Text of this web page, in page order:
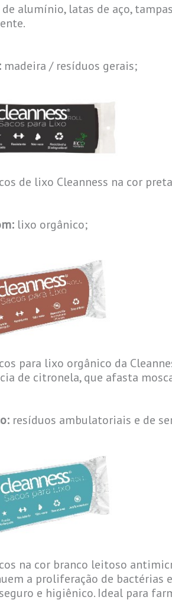
de alumínio, latas de aço,
madeira / resíduos gerais;
de lixo Cleanness na cor
lixo orgânico;
para lixo orgânico da
de citronela, que afasta
resíduos ambulatoriais e de
na cor branco leitoso
a proliferação de bactérias
e higiênico. Ideal para